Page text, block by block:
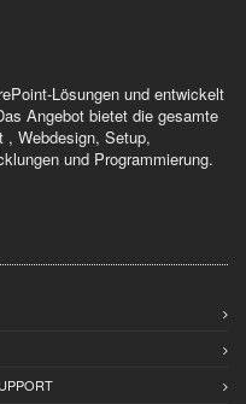
Lösungen und entwickelt
Angebot bietet die gesamte
, Webdesign, Setup,
und Programmierung.